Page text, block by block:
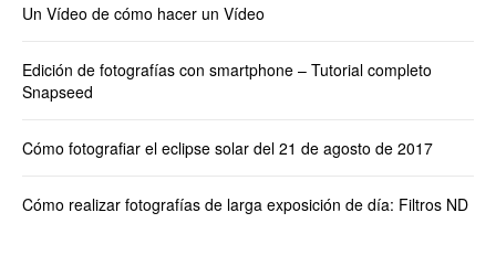
Un Vídeo de cómo hacer un Vídeo
Edición de fotografías con smartphone – Tutorial completo
Snapseed
Cómo fotografiar el eclipse solar del 21 de agosto de 2017
Cómo realizar fotografías de larga exposición de día: Filtros ND